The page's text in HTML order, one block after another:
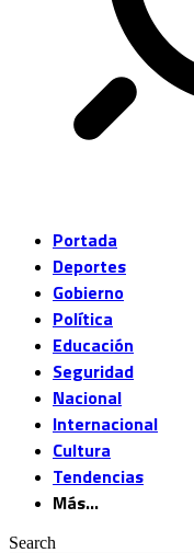
Portada
Deportes
Gobierno
Política
Educación
Seguridad
Nacional
Internacional
Cultura
Tendencias
Más…
Search